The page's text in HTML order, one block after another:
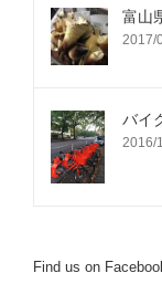
富山
2017/
バイ
2016/
Find us on